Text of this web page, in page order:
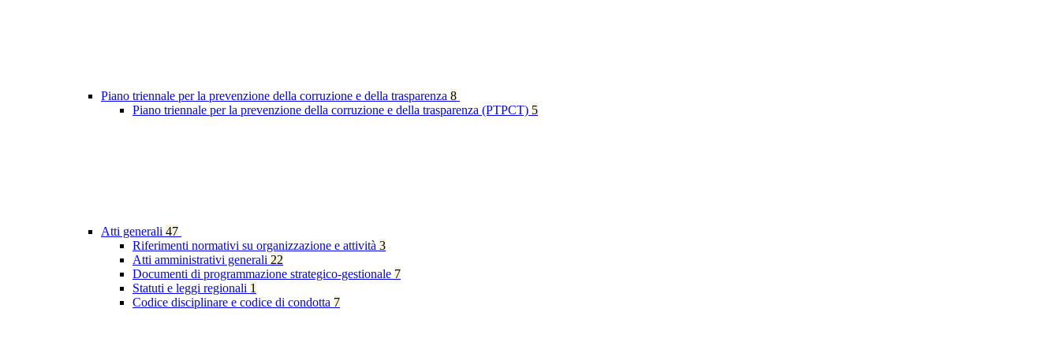
Piano triennale per la prevenzione della corruzione e della trasparenza 8
Piano triennale per la prevenzione della corruzione e della trasparenza (PTPCT) 5
Atti generali 47
Riferimenti normativi su organizzazione e attività 3
Atti amministrativi generali 22
Documenti di programmazione strategico-gestionale 7
Statuti e leggi regionali 1
Codice disciplinare e codice di condotta 7